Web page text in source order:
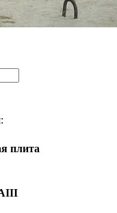
плита